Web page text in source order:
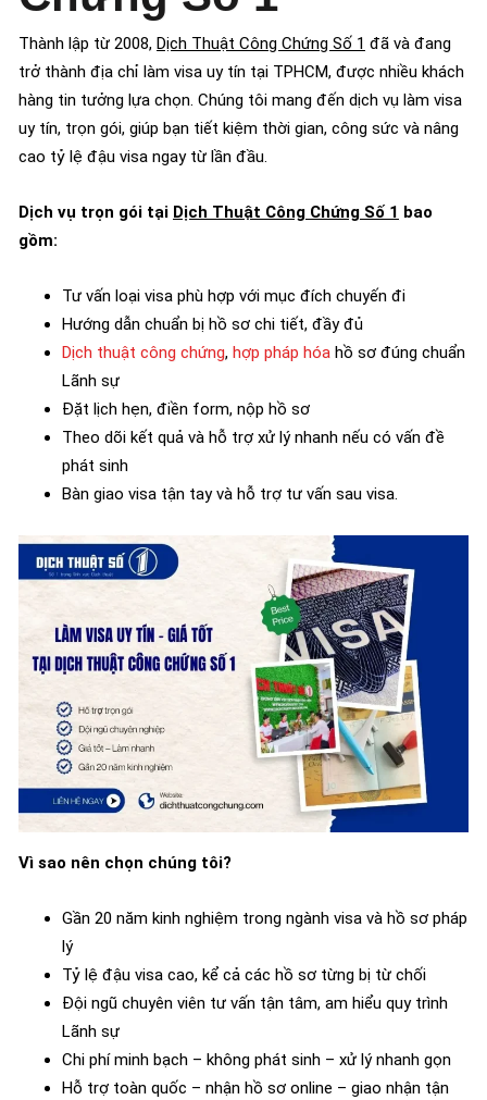
Thành lập từ 2008, Dịch Thuật Công Chứng Số 1 đã và đang
trở thành địa chỉ làm visa uy tín tại TPHCM, được nhiều khách
hàng tin tưởng lựa chọn. Chúng tôi mang đến dịch vụ làm visa
uy tín, trọn gói, giúp bạn tiết kiệm thời gian, công sức và nâng
cao tỷ lệ đậu visa ngay từ lần đầu.
Dịch vụ trọn gói tại Dịch Thuật Công Chứng Số 1 bao
gồm:
Tư vấn loại visa phù hợp với mục đích chuyến đi
Hướng dẫn chuẩn bị hồ sơ chi tiết, đầy đủ
Dịch thuật công chứng, hợp pháp hóa hồ sơ đúng chuẩn
Lãnh sự
Đặt lịch hẹn, điền form, nộp hồ sơ
Theo dõi kết quả và hỗ trợ xử lý nhanh nếu có vấn đề
phát sinh
Bàn giao visa tận tay và hỗ trợ tư vấn sau visa.
Vì sao nên chọn chúng tôi?
Gần 20 năm kinh nghiệm trong ngành visa và hồ sơ pháp
lý
Tỷ lệ đậu visa cao, kể cả các hồ sơ từng bị từ chối
Đội ngũ chuyên viên tư vấn tận tâm, am hiểu quy trình
Lãnh sự
Chi phí minh bạch – không phát sinh – xử lý nhanh gọn
Hỗ trợ toàn quốc – nhận hồ sơ online – giao nhận tận